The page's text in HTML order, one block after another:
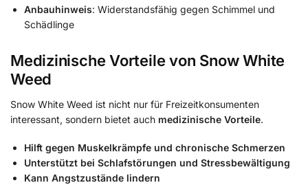
Anbauhinweis: Widerstandsfähig gegen Schimmel und
Schädlinge
Medizinische Vorteile von Snow White
Weed
Snow White Weed ist nicht nur für Freizeitkonsumenten
interessant, sondern bietet auch medizinische Vorteile.
Hilft gegen Muskelkrämpfe und chronische Schmerzen
Unterstützt bei Schlafstörungen und Stressbewältigung
Kann Angstzustände lindern